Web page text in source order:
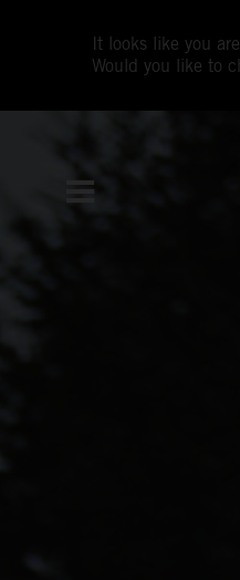
It looks like you
Would you like to